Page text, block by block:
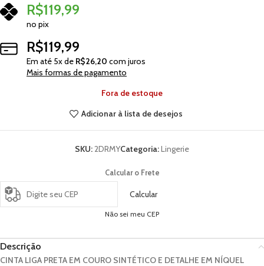
R$119,99
no pix
R$119,99
Em até 5x de R$26,20 com juros
Mais formas de pagamento
Fora de estoque
Adicionar à lista de desejos
SKU:2DRMYCategoria:Lingerie
Calcular o Frete
Calcular
Não sei meu CEP
Descrição
CINTA LIGA PRETA EM COURO SINTÉTICO E DETALHE EM NÍQUEL